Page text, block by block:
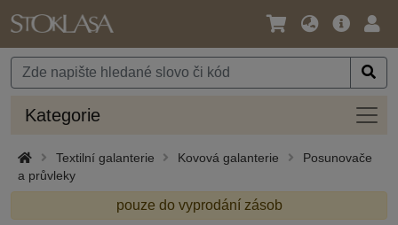
Jazyk
Měna
Hlavní
Kategorie
Textilní galanterie Kovová galanterie
Posunovače
a průvleky
pouze do vyprodání zásob